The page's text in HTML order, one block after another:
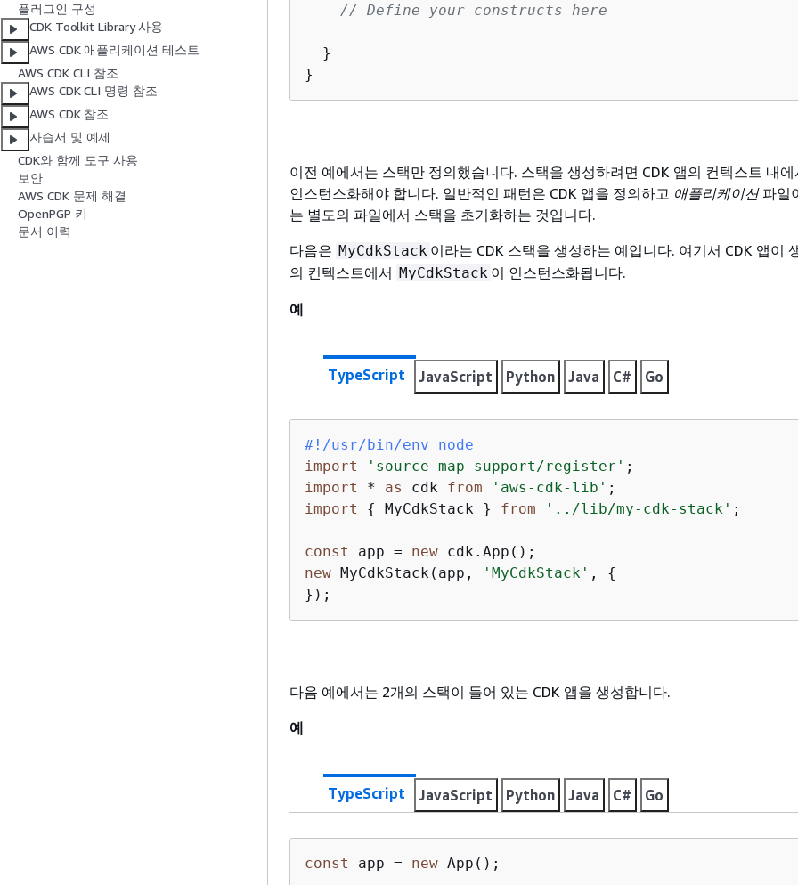
플러그인 구성
CDK Toolkit Library 사용
AWS CDK 애플리케이션 테스트
AWS CDK CLI 참조
AWS CDK CLI 명령 참조
AWS CDK 참조
자습서 및 예제
CDK와 함께 도구 사용
보안
AWS CDK 문제 해결
OpenPGP 키
문서 이력
// Define your constructs here
  }
}
이전 예에서는 스택만 정의했습니다. 스택을 생성하려면 CDK 앱의 컨텍스트 내
인스턴스화해야 합니다. 일반적인 패턴은 CDK 앱을 정의하고 애플리케이션파일
는 별도의 파일에서 스택을 초기화하는 것입니다.
다음은 MyCdkStack 이라는 CDK 스택을 생성하는 예입니다. 여기서 CDK 앱이
의 컨텍스트에서 MyCdkStack 이 인스턴스화됩니다.
예
TypeScript JavaScript Python Java C# Go
#!/usr/bin/env node
import
'source-map-support/register'
import
* as cdk from 'aws-cdk-lib'
import
{ MyCdkStack } from '../lib/my-cdk-stack' ;
const app = new
new MyCdkStack(app, 'MyCdkStack' , {
});
다음 예에서는 2개의 스택이 들어 있는 CDK 앱을 생성합니다.
예
TypeScript JavaScript Python Java C# Go
const app = new App();